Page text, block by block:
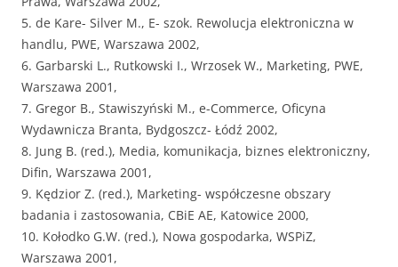
5. de Kare- Silver M., E- szok. Rewolucja elektroniczna w
handlu, PWE, Warszawa 2002,
6. Garbarski L., Rutkowski I., Wrzosek W., Marketing, PWE,
Warszawa 2001,
7. Gregor B., Stawiszyński M., e-Commerce, Oficyna
Wydawnicza Branta, Bydgoszcz- Łódź 2002,
8. Jung B. (red.), Media, komunikacja, biznes elektroniczny,
Difin, Warszawa 2001,
9. Kędzior Z. (red.), Marketing- współczesne obszary
badania i zastosowania, CBiE AE, Katowice 2000,
10. Kołodko G.W. (red.), Nowa gospodarka, WSPiZ,
Warszawa 2001,